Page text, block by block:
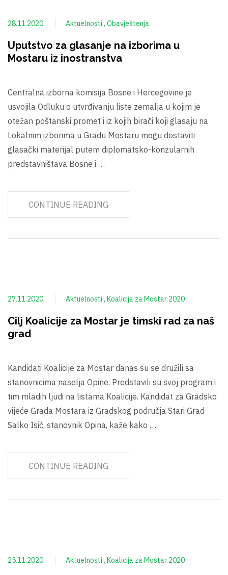
28.11.2020. Aktuelnosti Obavještenja
Uputstvo za glasanje na izborima u
Mostaru iz inostranstva
Centralna izborna komisija Bosne i Hercegovine je
usvojila Odluku o utvrđivanju liste zemalja u kojim je
otežan poštanski promet i iz kojih birači koji glasaju na
Lokalnim izborima u Gradu Mostaru mogu dostaviti
glasački materijal putem diplomatsko-konzularnih
predstavništava Bosne i …
CONTINUE READING
27.11.2020. Aktuelnosti Koalicija za Mostar 2020
Cilj Koalicije za Mostar je timski rad za naš
grad
Kandidati Koalicije za Mostar danas su se družili sa
stanovnicima naselja Opine. Predstavili su svoj program i
tim mladih ljudi na listama Koalicije. Kandidat za Gradsko
vijeće Grada Mostara iz Gradskog područja Stari Grad
Salko Isić, stanovnik Opina, kaže kako …
CONTINUE READING
25.11.2020. Aktuelnosti Koalicija za Mostar 2020